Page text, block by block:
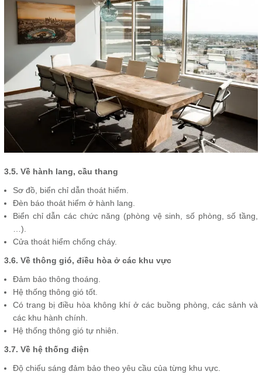
3.5. Về hành lang, cầu thang
Sơ đồ, biển chỉ dẫn thoát hiểm.
Đèn báo thoát hiểm ở hành lang.
Biển chỉ dẫn các chức năng (phòng vệ sinh, số phòng, số tầng,
…).
Cửa thoát hiểm chống cháy.
3.6. Về thông gió, điều hòa ở các khu vực
Đảm bảo thông thoáng.
Hệ thống thông gió tốt.
Có trang bị điều hòa không khí ở các buồng phòng, các sảnh và
các khu hành chính.
Hệ thống thông gió tự nhiên.
3.7. Về hệ thống điện
Độ chiếu sáng đảm bảo theo yêu cầu của từng khu vực.